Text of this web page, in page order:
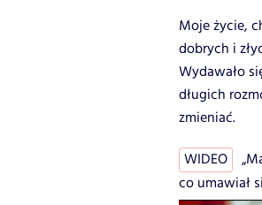
Moje życie,
dobrych i
Wydawało
długich
zmieniać.
WIDEO
co umawiał